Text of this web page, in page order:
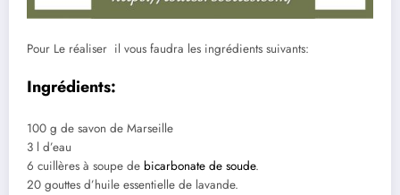
Pour Le réaliser il vous faudra les ingrédients suivants:
Ingrédients:
100 g de savon de Marseille
3 l d’eau
6 cuillères à soupe de bicarbonate de soude.
20 gouttes d’huile essentielle de lavande.